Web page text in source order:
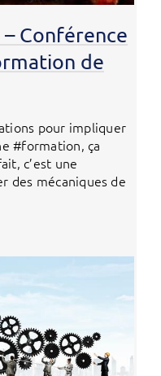
– Conférence
de
pour impliquer
#formation, ça
c’est une
des mécaniques de